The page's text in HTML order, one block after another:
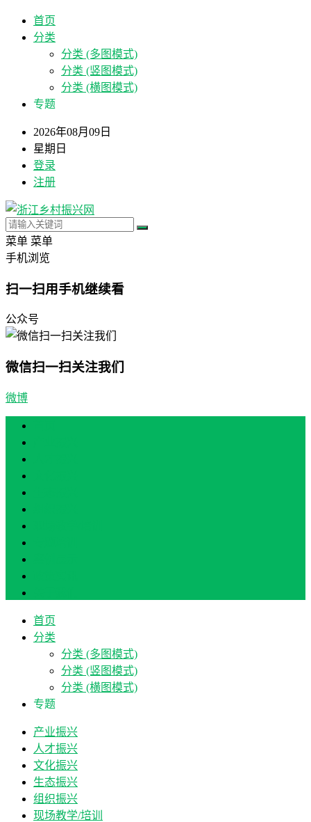
首页
分类
分类 (多图模式)
分类 (竖图模式)
分类 (横图模式)
专题
2026年08月09日
星期日
登录
注册
菜单 菜单
手机浏览
扫一扫用手机继续看
公众号
微信扫一扫关注我们
微博
首页
分类
分类 (多图模式)
分类 (竖图模式)
分类 (横图模式)
专题
产业振兴
人才振兴
文化振兴
生态振兴
组织振兴
现场教学/培训